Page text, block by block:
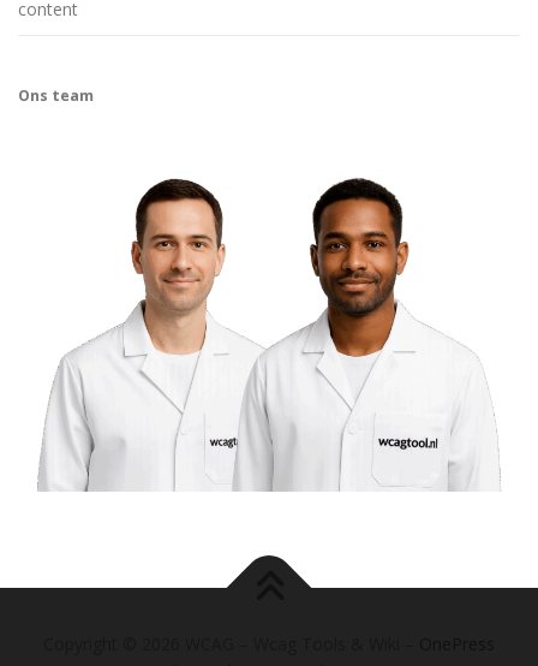
content
Ons team